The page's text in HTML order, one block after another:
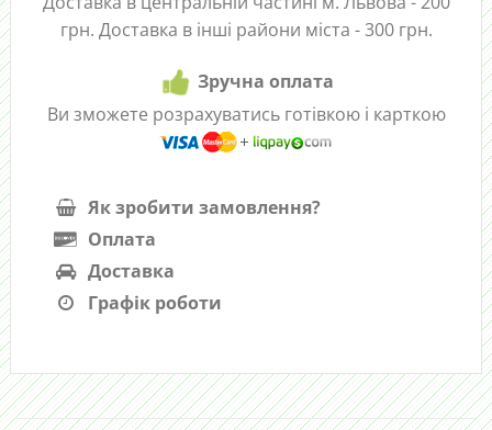
грн. Доставка в інші райони міста - 300 грн.
Зручна оплата
Ви зможете розрахуватись готівкою і карткою
Як зробити замовлення?
Оплата
Доставка
Графік роботи